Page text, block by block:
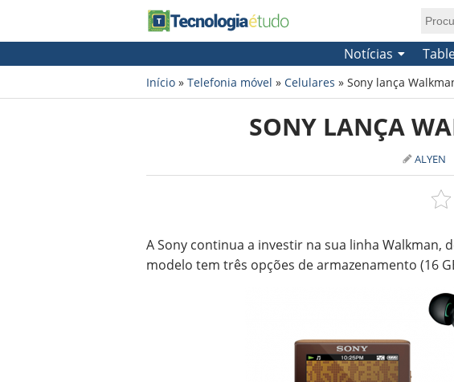
Notícias
Início » Telefonia móvel » Celulares » Sony lança
SONY LANÇA
ALYEN
A Sony continua a investir na sua linha Walkman,
modelo tem três opções de armazenamento (16